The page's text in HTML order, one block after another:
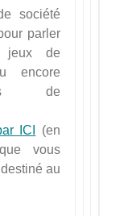
société
parler
jeux de
encore
de
ICI
(en
vous
au